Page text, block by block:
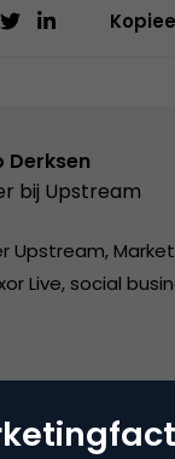
Derksen
bij Upstream
Live, social